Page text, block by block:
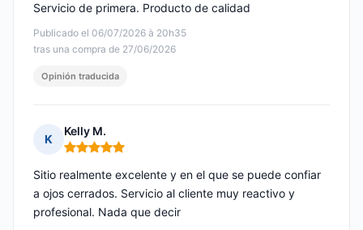
Publicado el 06/07/2026 à 20h35
tras una compra de 27/06/2026
Servicio de primera. Producto de calidad
Opinión traducida
K
Kelly M.
Nota: 5 de 5
Sitio realmente excelente y en el que se puede confiar
a ojos cerrados. Servicio al cliente muy reactivo y
profesional. Nada que decir